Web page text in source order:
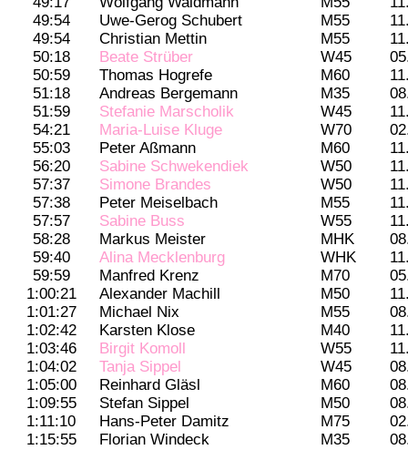
49:54
Uwe-Gerog Schubert M55
49:54
Christian Mettin M55
50:18
Beate Strüber W45
50:59
Thomas Hogrefe M60
51:18
Andreas Bergemann M35
51:59
Stefanie Marscholik W45
54:21
Maria-Luise Kluge W70
55:03
Peter Aßmann M60
56:20
Sabine Schwekendiek W50
57:37
Simone Brandes W50
57:38
Peter Meiselbach M55
57:57
Sabine Buss W55
58:28
Markus Meister MHK
59:40
Alina Mecklenburg WHK
59:59
Manfred Krenz M70
1:00:21
Alexander Machill M50
1:01:27
Michael Nix M55
1:02:42
Karsten Klose M40
1:03:46
Birgit Komoll W55
1:04:02
Tanja Sippel W45
1:05:00
Reinhard Gläsl M60
1:09:55
Stefan Sippel M50
1:11:10
Hans-Peter Damitz M75
1:15:55
Florian Windeck M35